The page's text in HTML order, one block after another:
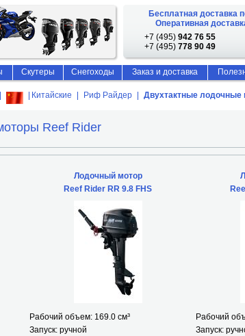
Китайские Риф Райдер Двухтактные лодочные
Reef Rider
Лодочный мотор
Reef Rider RR 9.8 FHS
Рабочий объем: 169.0 см³
Запуск: ручной
Рабочий
Запуск:
Бесплатная доставка
Оперативная
+7 (495) 942 76 55
+7 (495) 778 90 49
Скутеры Снегоходы Заказ и доставка